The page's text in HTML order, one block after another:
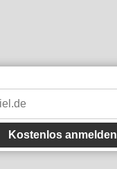
Kostenlos anmelden